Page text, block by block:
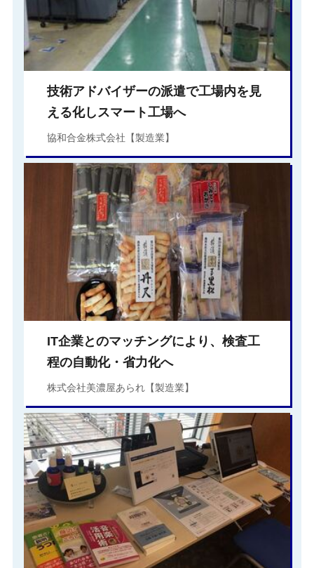
技術アドバイザーの派遣で工場内を見
える化しスマート工場へ
協和合金株式会社【製造業】
IT企業とのマッチングにより、検査工
程の自動化・省力化へ
株式会社美濃屋あられ【製造業】